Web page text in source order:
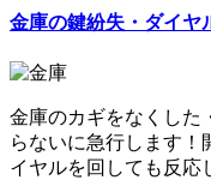
金庫の鍵紛失・ダイヤ
金庫のカギをなくした
らないに急行します！
イヤルを回しても反応